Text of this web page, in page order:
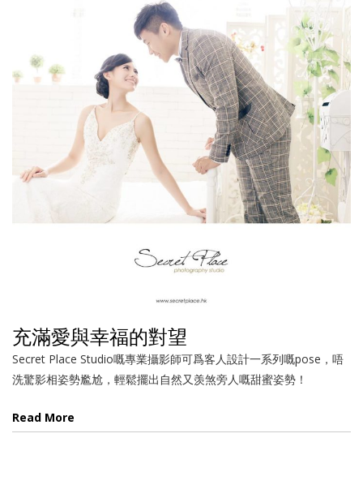
充滿愛與幸福的對望
Secret Place Studio嘅專業攝影師可爲客人設計一系列嘅pose，唔
洗驚影相姿勢尷尬，輕鬆擺出自然又羡煞旁人嘅甜蜜姿勢！
Read More